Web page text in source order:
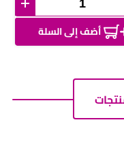
أضف إلى السلة